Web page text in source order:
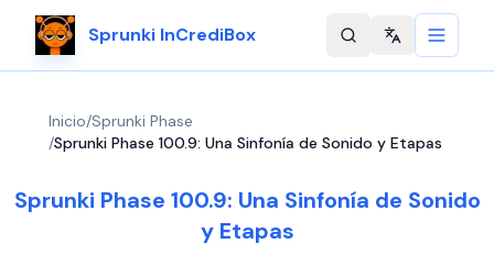
Sprunki InCrediBox Change
Inicio/Sprunki Phase
/Sprunki Phase 100.9: Una Sinfonía de Sonido y Etapas
Sprunki Phase 100.9: Una Sinfonía de Sonido
y Etapas